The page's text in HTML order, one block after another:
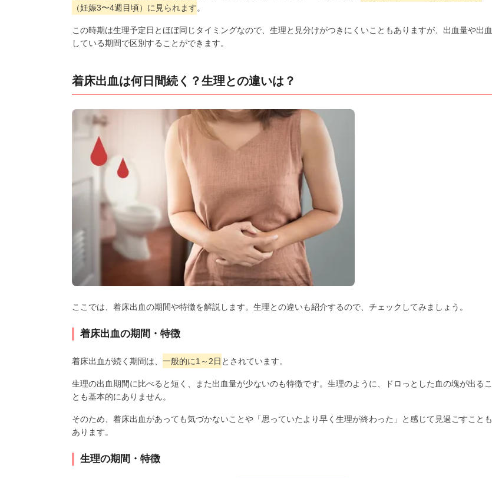
（妊娠3〜4週目頃）に見られます。
この時期は生理予定日とほぼ同じタイミングなので、生理と見分けがつきにくいこともありますが、出血量や出血
している期間で区別することができます。
着床出血は何日間続く？生理との違いは？
ここでは、着床出血の期間や特徴を解説します。生理との違いも紹介するので、チェックしてみましょう。
着床出血の期間・特徴
着床出血が続く期間は、 一般的に1～2日 とされています。
生理の出血期間に比べると短く、また出血量が少ないのも特徴です。生理のように、ドロっとした血の塊が出るこ
とも基本的にありません。
そのため、着床出血があっても気づかないことや「思っていたより早く生理が終わった」と感じて見過ごすことも
あります。
生理の期間・特徴